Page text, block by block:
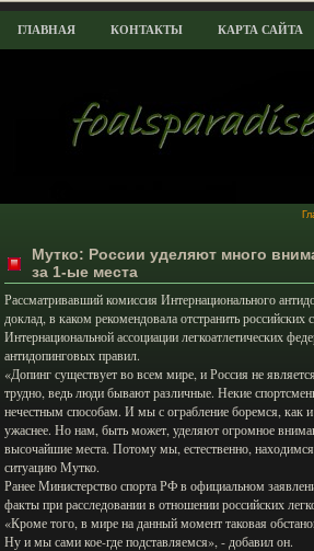
ГЛАВНАЯ КОНТАКТЫ КАРТА САЙТА
Мутко: России уделяют много
за 1-ые места
Рассматривавший комиссия Интернационального
доклад, в каком рекомендовала отстранить
Интернациональной ассоциации легкоатлетических
антидопинговых правил.
«Допинг существует во всем мире, и Россия не
трудно, ведь люди бывают различные. Некие
нечестным способам. И мы с ограбление боремся, как
ужаснее. Но нам, быть может, уделяют огромное
высочайшие места. Потому мы, естественно,
ситуацию Мутко.
Ранее Министерство спорта РФ в официальном
факты при расследовании в отношении российских
«Кроме того, в мире на данный момент таковая
Ну и мы сами кое-где подставляемся», - добавил он.